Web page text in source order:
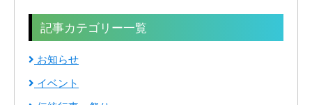
記事カテゴリー一覧
お知らせ
イベント